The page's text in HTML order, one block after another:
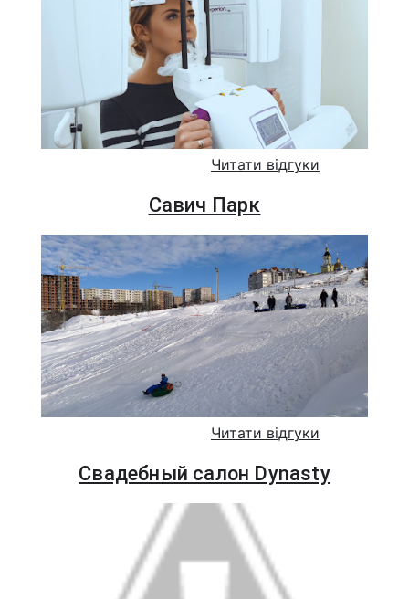
Читати відгуки
Савич Парк
Читати відгуки
Свадебный салон Dynasty